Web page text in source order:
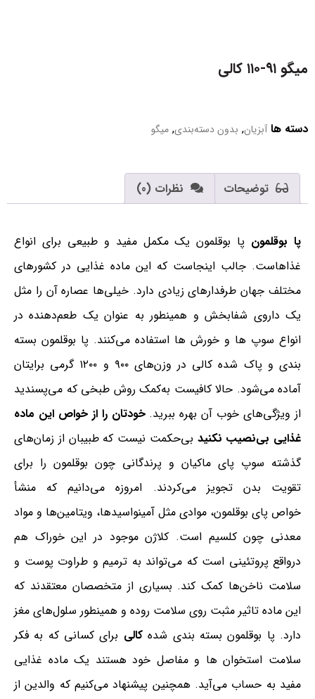
میگو ۹۱-۱۱۰ کالی
دسته ها آبزیان, بدون دسته‌بندی, میگو
توضیحات نظرات (0)
پا بوقلمون پا بوقلمون یک مکمل مفید و طبیعی برای انواع
غذاهاست. جالب اینجاست که این ماده غذایی در کشورهای
مختلف جهان طرفدارهای زیادی دارد. خیلی‌ها عصاره آن را مثل
یک داروی شفابخش و همینطور به عنوان یک طعم‌دهنده در
انواع سوپ ها و خورش ها استفاده می‌کنند. پا بوقلمون بسته
بندی و پاک شده کالی در وزن‌های ۹۰۰ و ۱۲۰۰ گرمی برایتان
آماده می‌شود. حالا کافیست به‌کمک روش طبخی که می‌پسندید
از ویژگی‌های خوب آن بهره ببرید.خودتان را از خواص این ماده
غذایی بی‌نصیب نکنید بی‌حکمت نیست که طبیبان از زمان‌های
گذشته سوپ پای ماکیان و پرندگانی چون بوقلمون را برای
تقویت بدن تجویز می‌کردند. امروزه می‌دانیم که منشأ
خواص پای بوقلمون، موادی مثل آمینواسیدها، ویتامین‌ها و مواد
معدنی چون کلسیم است. کلاژن موجود در این خوراک هم
درواقع پروتئینی است که می‌تواند به ترمیم و طراوت پوست و
سلامت ناخن‌ها کمک ‌کند. بسیاری از متخصصان معتقدند که
این ماده تاثیر مثبت روی سلامت روده و همینطور سلول‌های مغز
دارد. پا بوقلمون بسته بندی شدهکالی برای کسانی که به فکر
سلامت استخوان ها و مفاصل خود هستند یک ماده غذایی
مفید به حساب می‌آید. همچنین پیشنهاد می‌کنیم که والدین از